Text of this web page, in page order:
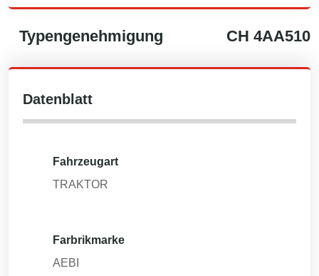
Typengenehmigung CH 4AA510
Datenblatt
Fahrzeugart
TRAKTOR
Farbrikmarke
AEBI